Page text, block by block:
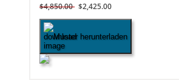
$4,850.00 $2,425.00
Muster herunterladen